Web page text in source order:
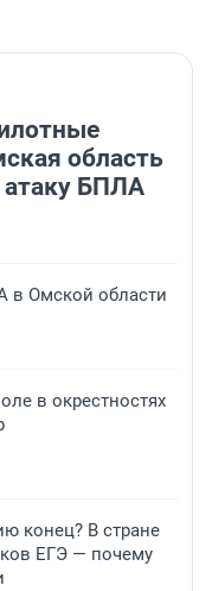
область
БПЛА
в Омской области
в окрестностях
конец? В стране
ЕГЭ — почему